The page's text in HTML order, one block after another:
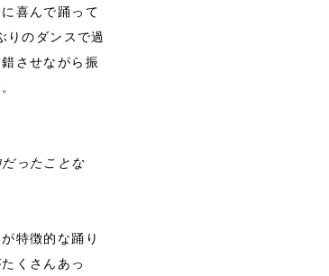
喜んで踊って
りのダンスで過
させながら振
ったことな
特徴的な踊り
くさんあっ